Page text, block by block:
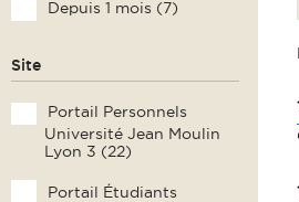
Depuis 1 mois (7)
Site
Portail Personnels
Université Jean Moulin
Lyon 3 (22)
Portail Étudiants